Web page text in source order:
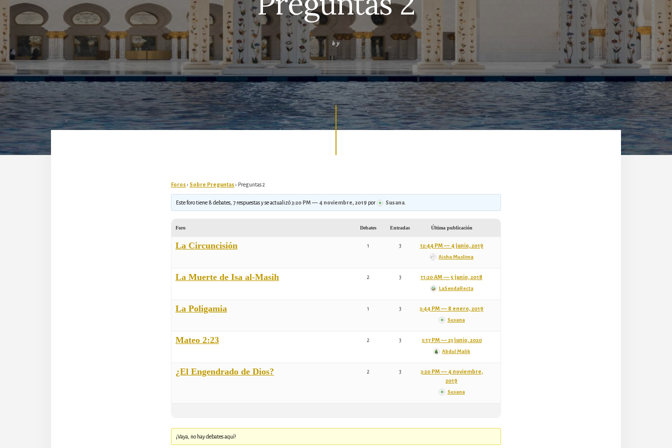
by
Foros › Sobre Preguntas › Preguntas 2
Este foro tiene 8 debates, 7 respuestas y se actualizó3:20 PM –– 4 noviembre, 2019 por Susana
Foro Debates Entradas Última publicación
La Circuncisión 1 3 12:44 PM –– 4 junio, 2019
Aisha Muslima
La Muerte de Isa al-Masih 2 3 11:20 AM –– 5 junio, 2018
LaSendaRecta
La Poligamia 1 3 3:44 PM –– 8 enero, 2019
Susana
Mateo 2:23 2 3 3:17 PM –– 23 junio, 2020
Abdul Malik
¿El Engendrado de Dios? 2 3
3:20 PM –– 4 noviembre,
2019
Susana
¡Vaya, no hay debates aquí!